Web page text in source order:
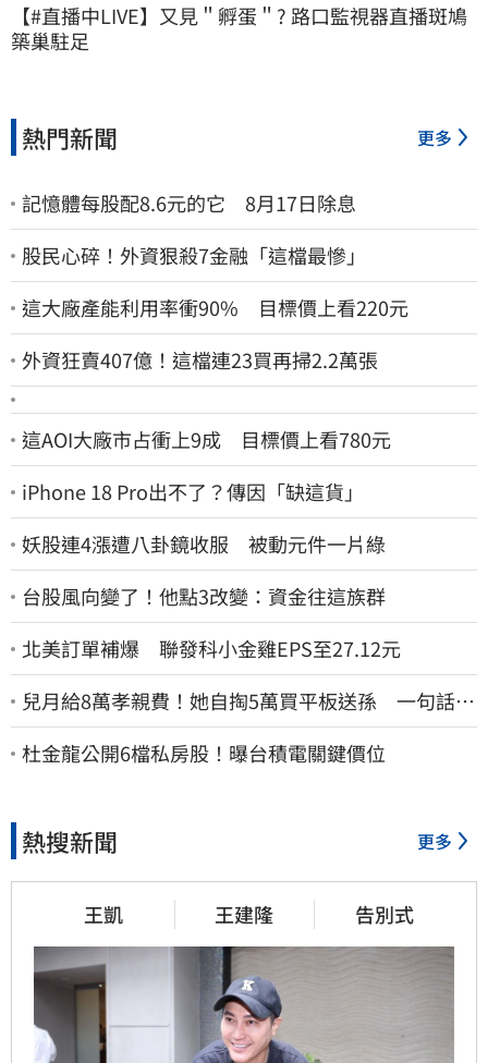
【#直播中LIVE】又見＂孵蛋＂? 路口監視器直播斑鳩
築巢駐足
熱門新聞 更多
記憶體每股配8.6元的它 8月17日除息
股民心碎！外資狠殺7金融「這檔最慘」
這大廠產能利用率衝90% 目標價上看220元
外資狂賣407億！這檔連23買再掃2.2萬張
這AOI大廠市占衝上9成 目標價上看780元
iPhone 18 Pro出不了？傳因「缺這貨」
妖股連4漲遭八卦鏡收服 被動元件一片綠
台股風向變了！他點3改變：資金往這族群
北美訂單補爆 聯發科小金雞EPS至27.12元
兒月給8萬孝親費！她自掏5萬買平板送孫 一句話愣
原地「傷心不已」
杜金龍公開6檔私房股！曝台積電關鍵價位
熱搜新聞 更多
王凱 王建隆 告別式